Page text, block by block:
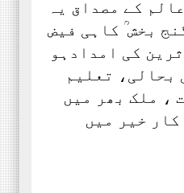
کے مصداق یہ
بخش ؒ کاہی فیض
کی امدادہو
بحالی، تعلیم
، ملک بھر میں
خیر میں